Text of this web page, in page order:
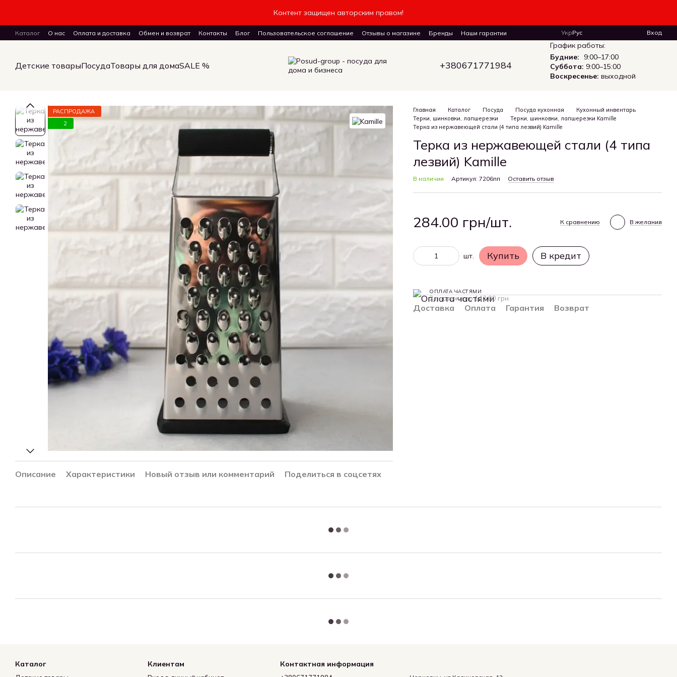
Контент защищен авторским правом!
Каталог О нас Оплата и доставка Обмен и возврат Контакты Блог Пользовательское соглашение Отзывы о магазине Бренды
Наши гарантии
ПУБЛИЧНЫЙ ДОГОВОР (ОФЕРТА) на заказ, куплю-продажу и доставку товаров
УкрРус Вход
Детские товарыПосудаТовары для домаSALE % +380671771984
График работы:
Будние:
9:00–17:00
Суббота: 9:00–15:00
Воскресенье: выходной
РАСПРОДАЖА
2
Описание Характеристики Новый отзыв или комментарий Поделиться в соцсетях
Главная Каталог Посуда Посуда кухонная
Кухонный инвентарь
Терки, шинковки, лапшерезки
Терки, шинковки, лапшерезки Kamille
Терка из нержавеющей стали (4 типа лезвий) Kamille
Терка из нержавеющей стали (4 типа
лезвий) Kamille
В наличии Артикул: 7206пп Оставить отзыв
284.00 грн/шт. К сравнению В желания
шт. Купить В кредит
ОПЛАТА ЧАСТЯМИ
2 платежа по 142.00 грн
Доставка Оплата Гарантия Возврат
Каталог Клиентам Контактная информация